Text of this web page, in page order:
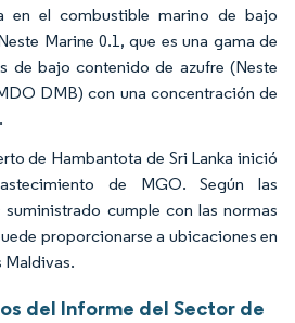
en el combustible marino de bajo
Marine 0.1, que es una gama de
de bajo contenido de azufre (Neste
DMB) con una concentración de
de Hambantota de Sri Lanka inició
de MGO. Según las
cumple con las normas
proporcionarse a ubicaciones en
Maldivas.
del Informe del Sector de